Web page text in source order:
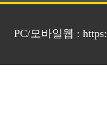
PC/모바일웹 :